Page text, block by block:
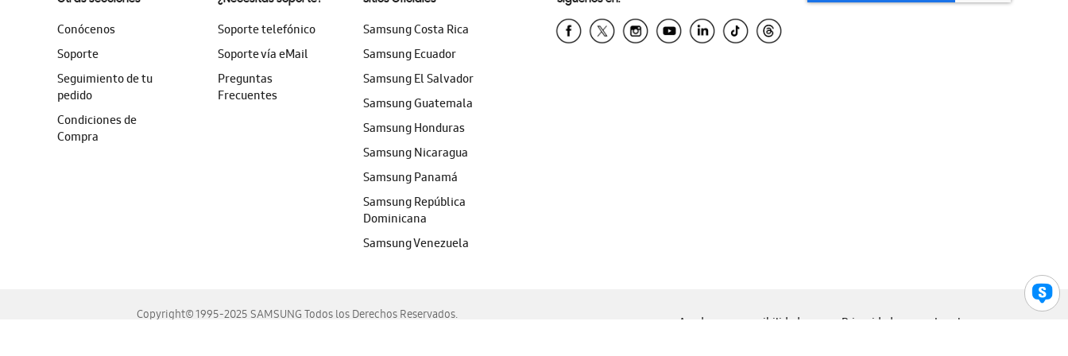
Conócenos
Soporte
Seguimiento de tu
pedido
Condiciones de
Compra
Soporte telefónico
Soporte vía eMail
Preguntas
Frecuentes
Samsung Costa Rica
Samsung Ecuador
Samsung El Salvador
Samsung Guatemala
Samsung Honduras
Samsung Nicaragua
Samsung Panamá
Samsung República
Dominicana
Samsung Venezuela
Copyright© 1995-2025 SAMSUNG Todos los Derechos Reservados.
Ayuda para accesibilidad Privacidad Legal